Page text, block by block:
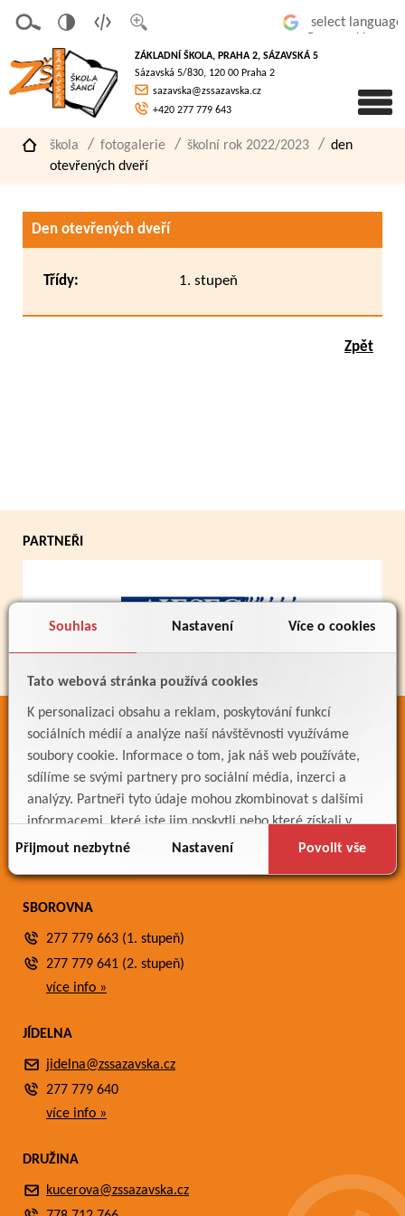
Souhlas Nastavení Více o cookies
Tato webová stránka používá cookies
K personalizaci obsahu a reklam, poskytování funkcí
sociálních médií a analýze naší návštěvnosti využíváme
soubory cookie. Informace o tom, jak náš web používáte,
sdílíme se svými partnery pro sociální média, inzerci a
analýzy. Partneři tyto údaje mohou zkombinovat s dalšími
informacemi, které jste jim poskytli nebo které získali v
důsledku toho, že používáte jejich služby.
Přijmout nezbytné Nastavení Povolit vše
písmo
á
verze
pro
slaboz
raké
ZÁKLADNÍ ŠKOLA, PRAHA 2, SÁZAVSKÁ 5
Sázavská 5/830, 120 00 Praha 2
sazavska@zssazavska.cz
+420 277 779 643
škola fotogalerie školní rok 2022/2023
den
otevřených dveří
Den otevřených dveří
Třídy: 1. stupeň
Zpět
PARTNEŘI
ODKAZY
Bakaláři
Jídelníček
Meteostanice
SBOROVNA
277 779 663 (1. stupeň)
277 779 641 (2. stupeň)
více info »
JÍDELNA
jidelna@zssazavska.cz
277 779 640
více info »
DRUŽINA
kucerova@zssazavska.cz